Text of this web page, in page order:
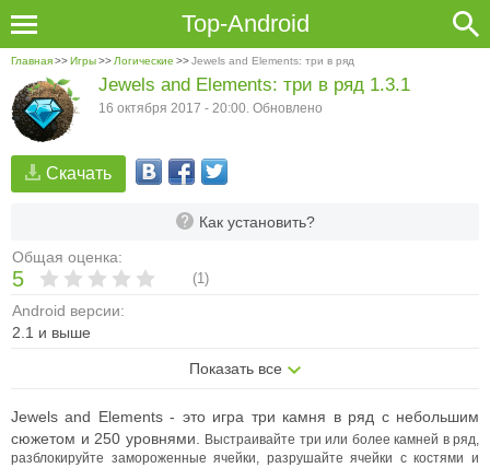
Top-Android
Главная>>Игры>> Логические >>Jewels and Elements: три в ряд
Скачать
Как установить?
Общая оценка:
5 (1)
Android версии:
2.1 и выше
Показать все
Jewels and Elements: три в ряд 1.3.1
16 октября 2017 - 20:00. Обновлено
Jewels and Elements - это игра три камня в ряд с небольшим
сюжетом и 250 уровнями.
Выстраивайте три или более камней в ряд,
разблокируйте замороженные ячейки, разрушайте ячейки с костями и